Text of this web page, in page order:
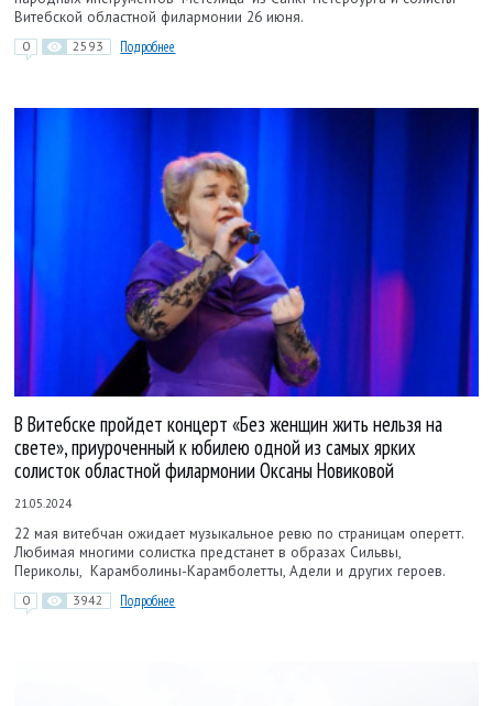
Витебской областной филармонии 26 июня.
0 2593 Подробнее
В Витебске пройдет концерт «Без женщин жить нельзя на
свете», приуроченный к юбилею одной из самых ярких
солисток областной филармонии Оксаны Новиковой
21.05.2024
22 мая витебчан ожидает музыкальное ревю по страницам оперетт.
Любимая многими солистка предстанет в образах Сильвы,
Периколы, Карамболины-Карамболетты, Адели и других героев.
0 3942 Подробнее